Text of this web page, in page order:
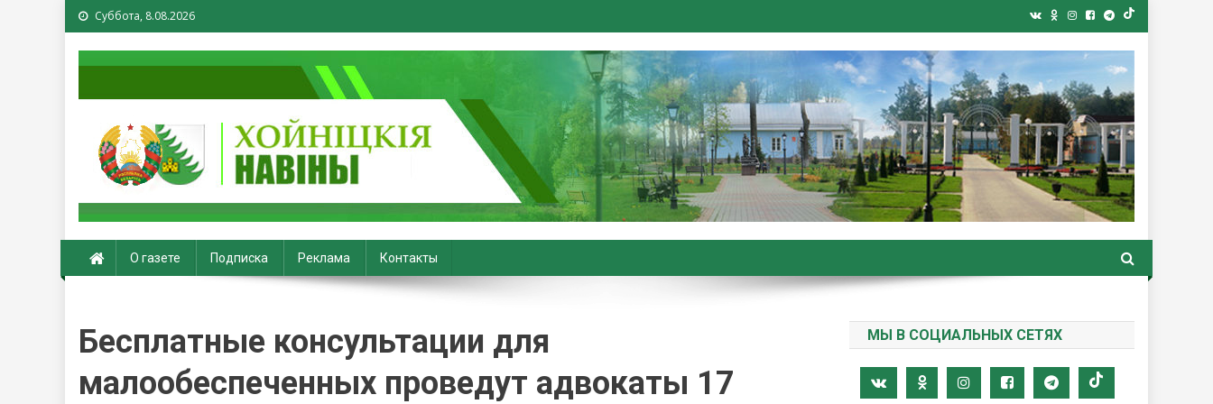
Суббота, 8.08.2026
Хойники. Хойнiцкiя навiны. Новости Хойник. Районная газета
О газете Подписка Реклама Контакты
Бесплатные консультации для
малообеспеченных проведут адвокаты 17
МЫ В СОЦИАЛЬНЫХ СЕТЯХ